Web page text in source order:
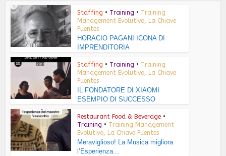
Staffing • Training • Training
Management Evolutivo, La Chiave
Puentes
HORACIO PAGANI ICONA DI
IMPRENDITORIA
Staffing • Training • Training
Management Evolutivo, La Chiave
Puentes
IL FONDATORE DI XIAOMI
ESEMPIO DI SUCCESSO
Restaurant Food & Beverage •
Training • Training Management
Evolutivo, La Chiave Puentes
Meraviglioso! La Musica migliora
l’Esperienza...